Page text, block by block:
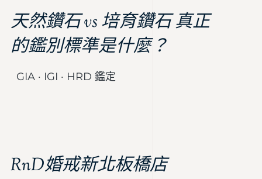
天然鑽石 vs 培育鑽石 真正
的鑑別標準是什麼？
GIA · IGI · HRD 鑑定
RnD婚戒新北板橋店